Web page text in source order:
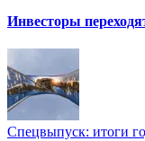
Инвесторы
Спецвыпуск: итоги